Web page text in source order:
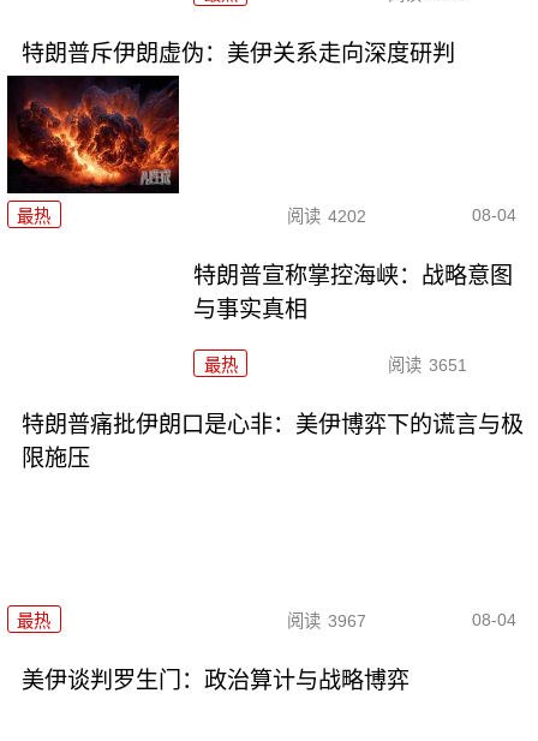
特朗普斥伊朗虚伪：美伊关系走向深度研判
最热 阅读 4202 08-04
特朗普宣称掌控海峡：战略意图
与事实真相
最热 阅读 3651
特朗普痛批伊朗口是心非：美伊博弈下的谎言与极
限施压
最热 阅读 3967 08-04
美伊谈判罗生门：政治算计与战略博弈